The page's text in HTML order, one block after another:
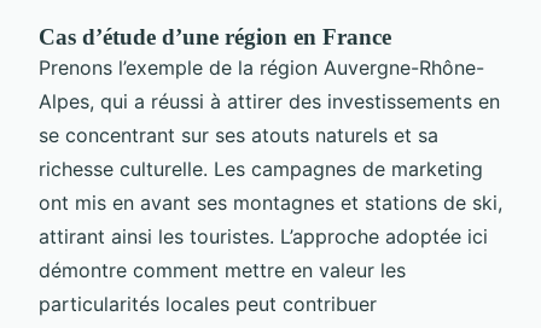
Cas d’étude d’une région en France
Prenons l’exemple de la région Auvergne-Rhône-
Alpes, qui a réussi à attirer des investissements en
se concentrant sur ses atouts naturels et sa
richesse culturelle. Les campagnes de marketing
ont mis en avant ses montagnes et stations de ski,
attirant ainsi les touristes. L’approche adoptée ici
démontre comment mettre en valeur les
particularités locales peut contribuer